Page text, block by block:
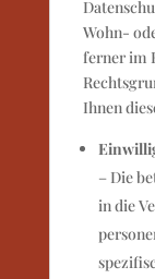
Wohn-
ferner im
Ihnen
– Die
in die